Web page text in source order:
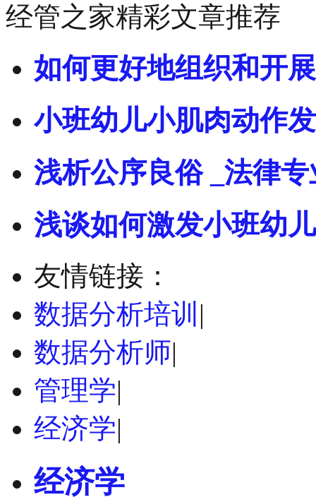
经管之家精彩文章推荐
如何更好地组织和开
小班幼儿小肌肉动作
浅析公序良俗 _法律专
浅谈如何激发小班幼
友情链接：
数据分析培训 |
数据分析师|
管理学|
经济学|
经济学